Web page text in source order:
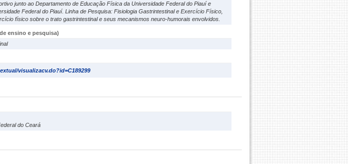
junto ao Departamento de Educação Física da Universidade Federal do Piauí e
Federal do Piauí. Linha de Pesquisa: Fisiologia Gastrintestinal e Exercício Físico,
físico sobre o trato gastrintestinal e seus mecanismos neuro-humorais envolvidos.
ensino e pesquisa)
visualizacv.do?id=C189299
do Ceará